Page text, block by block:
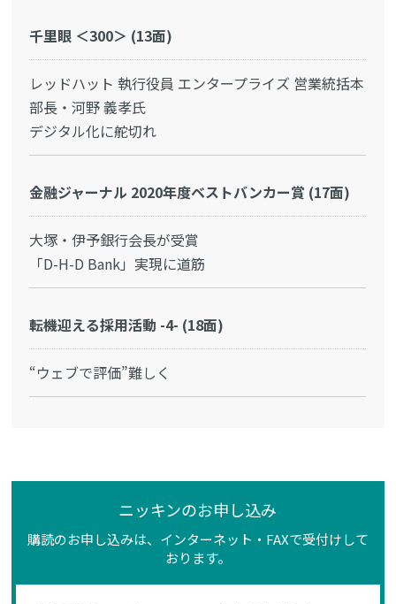
千里眼 ＜300＞ (13面)
レッドハット 執行役員 エンタープライズ 営業統括本
部長・河野 義孝氏
デジタル化に舵切れ
金融ジャーナル 2020年度ベストバンカー賞 (17面)
大塚・伊予銀行会長が受賞
「D-H-D Bank」実現に道筋
転機迎える採用活動 -4- (18面)
“ウェブで評価”難しく
ニッキンのお申し込み
購読のお申し込みは、インターネット・FAXで受付けして
おります。